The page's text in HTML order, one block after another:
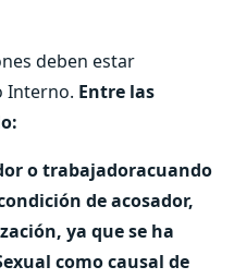
deben estar
Interno. Entre las
o trabajadoracuando
de acosador,
ya que se ha
como causal de